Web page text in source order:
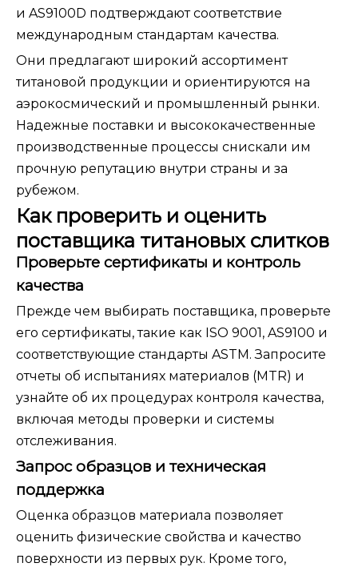
и AS9100D подтверждают соответствие
международным стандартам качества.
Они предлагают широкий ассортимент
титановой продукции и ориентируются на
аэрокосмический и промышленный рынки.
Надежные поставки и высококачественные
производственные процессы снискали им
прочную репутацию внутри страны и за
рубежом.
Как проверить и оценить
поставщика титановых слитков
Проверьте сертификаты и контроль
качества
Прежде чем выбирать поставщика, проверьте
его сертификаты, такие как ISO 9001, AS9100 и
соответствующие стандарты ASTM. Запросите
отчеты об испытаниях материалов (MTR) и
узнайте об их процедурах контроля качества,
включая методы проверки и системы
отслеживания.
Запрос образцов и техническая
поддержка
Оценка образцов материала позволяет
оценить физические свойства и качество
поверхности из первых рук. Кроме того,